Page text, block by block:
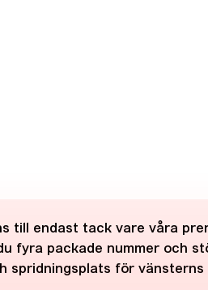
till endast tack vare våra
fyra packade nummer och
spridningsplats för vänsterns